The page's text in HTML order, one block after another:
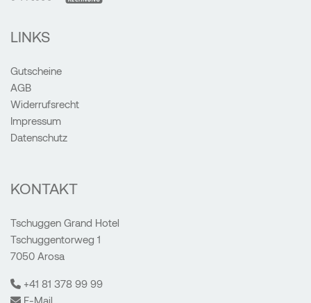
LINKS
Gutscheine
AGB
Widerrufsrecht
Impressum
Datenschutz
KONTAKT
Tschuggen Grand Hotel
Tschuggentorweg 1
7050 Arosa
+41 81 378 99 99
E-Mail